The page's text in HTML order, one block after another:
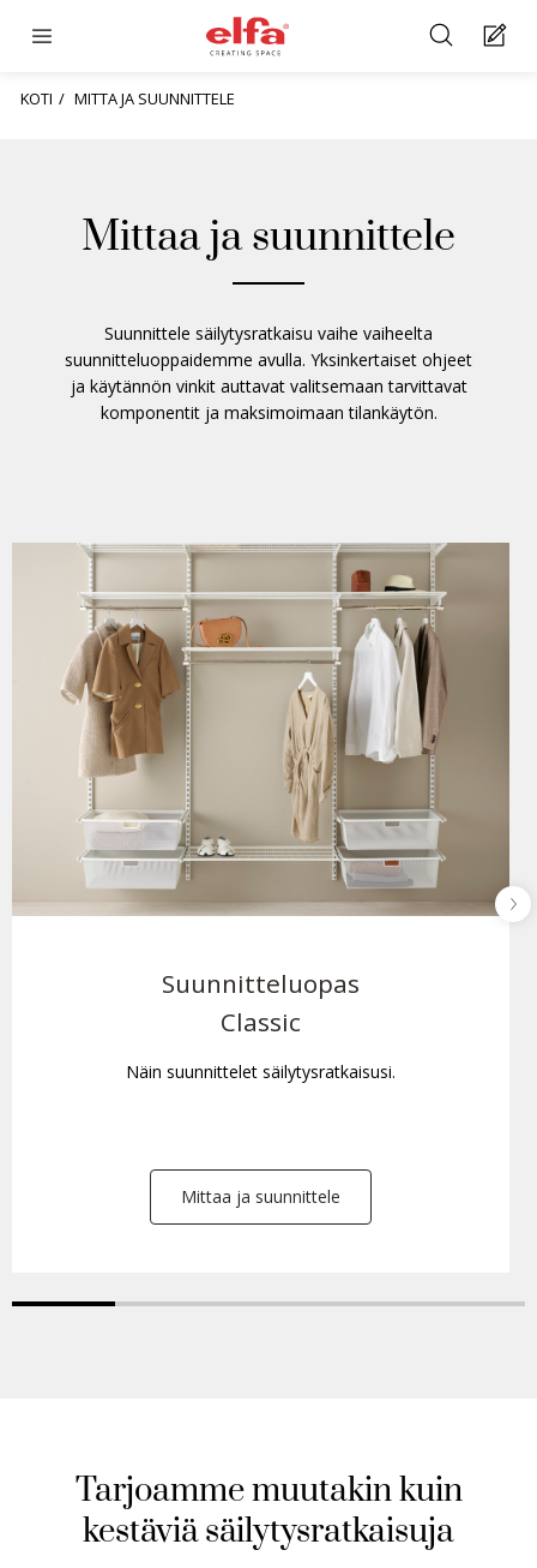
KOTI MITTA JA SUUNNITTELE
Mittaa ja suunnittele
Suunnittele säilytysratkaisu vaihe vaiheelta
suunnitteluoppaidemme avulla. Yksinkertaiset ohjeet
ja käytännön vinkit auttavat valitsemaan tarvittavat
komponentit ja maksimoimaan tilankäytön.
Suunnitteluopas
Classic
Näin suunnittelet säilytysratkaisusi.
Mittaa ja suunnittele
Tarjoamme muutakin kuin
kestäviä säilytysratkaisuja